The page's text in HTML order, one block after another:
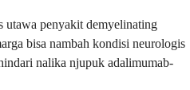
utawa penyakit demyelinating
bisa nambah kondisi neurologis
nalika njupuk adalimumab-